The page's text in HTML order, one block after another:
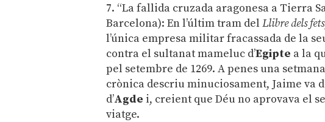
7. “La fallida cruzada aragonesa a Tierra
Barcelona): En l’últim tram delLlibre dels fets
l’única empresa militar fracassada de la
contra el sultanat mameluc d’Egipte a la
pel setembre de 1269. A penes una
crònica descriu minuciosament, Jaime va
d’Agde i, creient que Déu no aprovava el
viatge.